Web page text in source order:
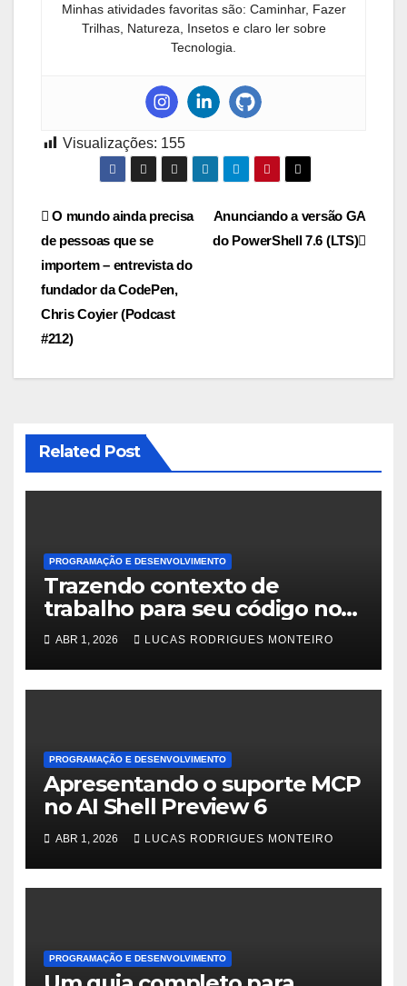
Minhas atividades favoritas são: Caminhar, Fazer
Trilhas, Natureza, Insetos e claro ler sobre
Tecnologia.
Visualizações: 155
Navegação
de
Post
Anunciando a versão GA
do PowerShell 7.6 (LTS)
O mundo ainda precisa
de pessoas que se
importem – entrevista do
fundador da CodePen,
Chris Coyier (Podcast
#212)
Related Post
PROGRAMAÇÃO E DESENVOLVIMENTO
Trazendo contexto de
trabalho para seu código no
GitHub Copilot
ABR 1, 2026 LUCAS RODRIGUES MONTEIRO
PROGRAMAÇÃO E DESENVOLVIMENTO
Apresentando o suporte MCP
no AI Shell Preview 6
ABR 1, 2026 LUCAS RODRIGUES MONTEIRO
PROGRAMAÇÃO E DESENVOLVIMENTO